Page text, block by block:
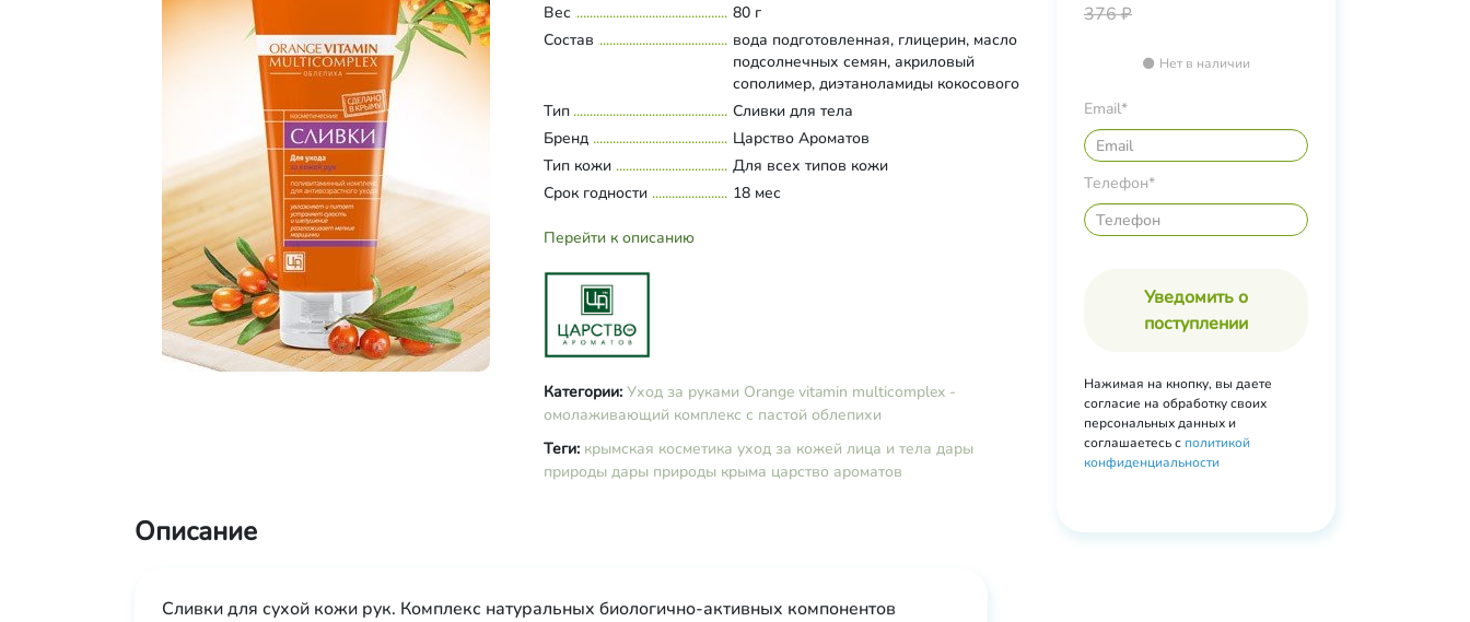
Вес
80 г
Состав
вода подготовленная, глицерин, масло
подсолнечных семян, акриловый
сополимер, диэтаноламиды кокосового
масла, масло зародышей пшеницы,
экстракт облепихи, вазелин белый,
экстракты петрушки и хвои, кислота
салициловая, витамин –Е, масла
эфирные лимона, лайма, кедра и
Развернуть состав
Тип
Сливки для тела
Бренд
Царство Ароматов
Тип кожи
Для всех типов кожи
Срок годности
18 мес
Перейти к описанию
Категории: Уход за руками Orange vitamin multicomplex -
омолаживающий комплекс с пастой облепихи
Теги: крымская косметика уход за кожей лица и тела дары
природы дары природы крыма царство ароматов
376 ₽
Нет в наличии
Email*
Телефон*
Уведомить о
поступлении
Нажимая на кнопку, вы даете
согласие на обработку своих
персональных данных и
соглашаетесь с политикой
конфиденциальности
Описание
Сливки для сухой кожи рук. Комплекс натуральных биологично-активных компонентов